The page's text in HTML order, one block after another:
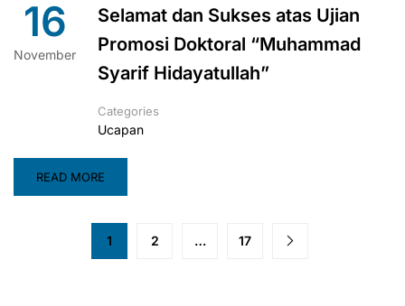
16
November
Selamat dan Sukses atas Ujian
Promosi Doktoral “Muhammad
Syarif Hidayatullah”
Categories
Ucapan
READ MORE
1 2 … 17